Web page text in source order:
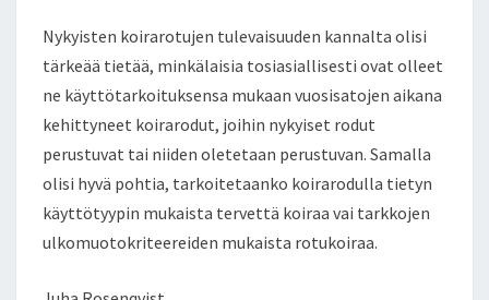
Nykyisten koirarotujen tulevaisuuden kannalta olisi
tärkeää tietää, minkälaisia tosiasiallisesti ovat olleet
ne käyttötarkoituksensa mukaan vuosisatojen aikana
kehittyneet koirarodut, joihin nykyiset rodut
perustuvat tai niiden oletetaan perustuvan. Samalla
olisi hyvä pohtia, tarkoitetaanko koirarodulla tietyn
käyttötyypin mukaista tervettä koiraa vai tarkkojen
ulkomuotokriteereiden mukaista rotukoiraa.